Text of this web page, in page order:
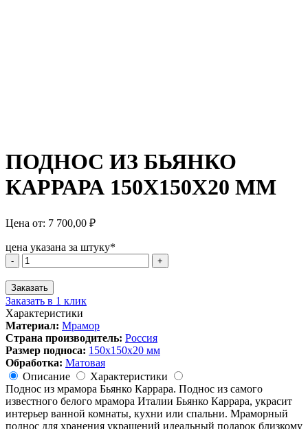
ПОДНОС ИЗ БЬЯНКО
КАРРАРА 150Х150Х20 ММ
Цена от: 7 700,00 ₽
цена указана за штуку*
-
Количество
товара
ПОДНОС
ИЗ
БЬЯНКО
КАРРАРА
150Х150Х20
ММ
+
Заказать
Заказать в 1 клик
Характеристики
Материал: Мрамор
Страна производитель: Россия
Размер подноса: 150х150х20 мм
Обработка: Матовая
Описание
Характеристики
Поднос из мрамора Бьянко Каррара. Поднос из самого
известного белого мрамора Италии Бьянко Каррара, украсит
интерьер ванной комнаты, кухни или спальни. Мраморный
поднос для хранения украшений идеальный подарок близкому